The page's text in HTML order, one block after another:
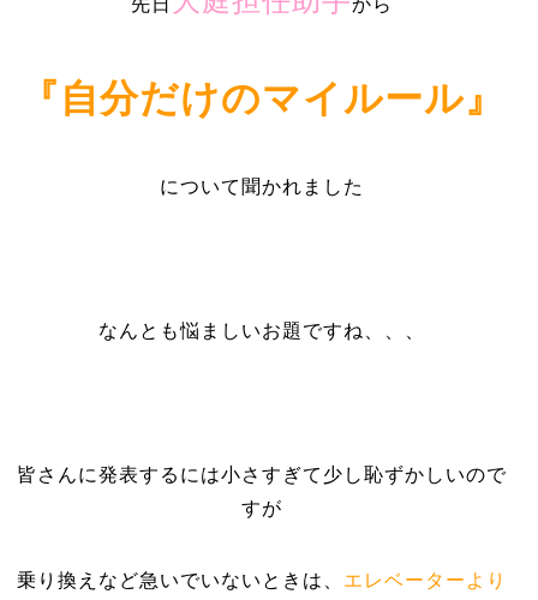
先日 から
『自分だけのマイルール』
について聞かれました
なんとも悩ましいお題ですね、、、
皆さんに発表するには小さすぎて少し恥ずかしいので
すが
乗り換えなど急いでいないときは、 エレベーターより